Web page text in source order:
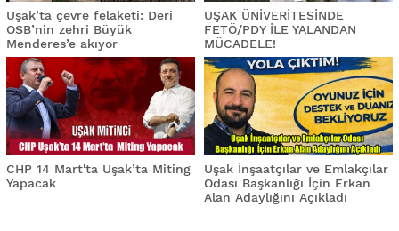
Uşak’ta çevre felaketi: Deri
OSB’nin zehri Büyük
Menderes’e akıyor
UŞAK ÜNİVERİTESİNDE
FETÖ/PDY İLE YALANDAN
MÜCADELE!
CHP 14 Mart'ta Uşak’ta Miting
Yapacak
Uşak İnşaatçılar ve Emlakçılar
Odası Başkanlığı İçin Erkan
Alan Adaylığını Açıkladı